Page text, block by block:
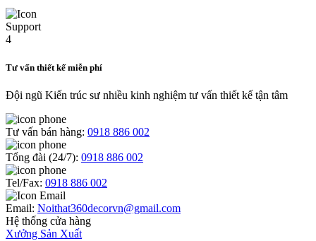
Tư vấn thiết kế miễn phí
Đội ngũ Kiến trúc sư nhiều kinh nghiệm tư vấn thiết kế tận tâm
Tư vấn bán hàng: 0918 886 002
Tổng đài (24/7): 0918 886 002
Tel/Fax: 0918 886 002
Email: Noithat360decorvn@gmail.com
Hệ thống cửa hàng
Xưởng Sản Xuất